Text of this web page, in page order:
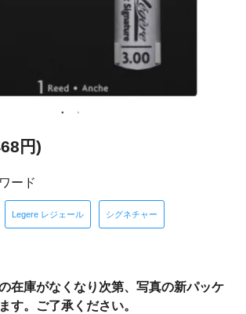
円)
ード
Legere レジェール シグネチャー
在庫がなくなり次第、写真の新パッケ
す。ご了承ください。